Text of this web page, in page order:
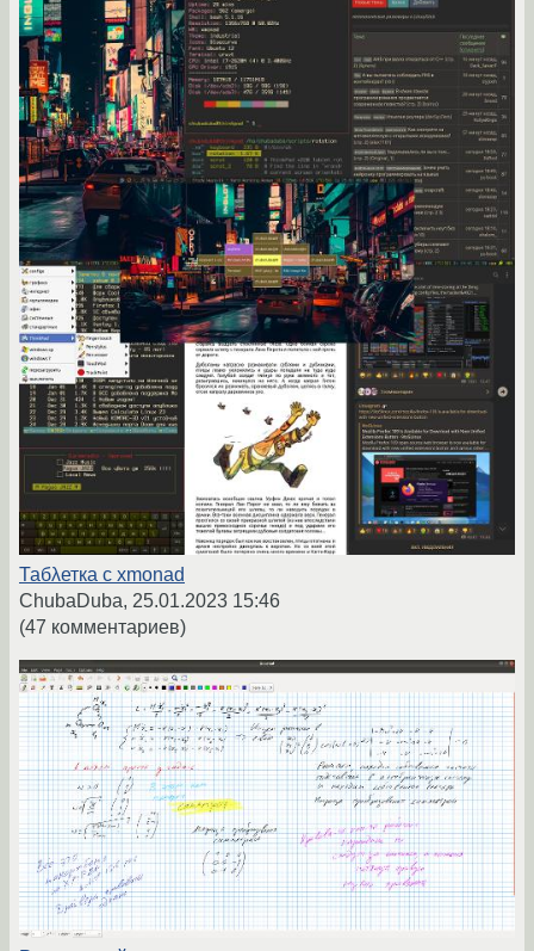
Табλетка с xmonad
ChubaDuba, 25.01.2023 15:46
(47 комментариев)